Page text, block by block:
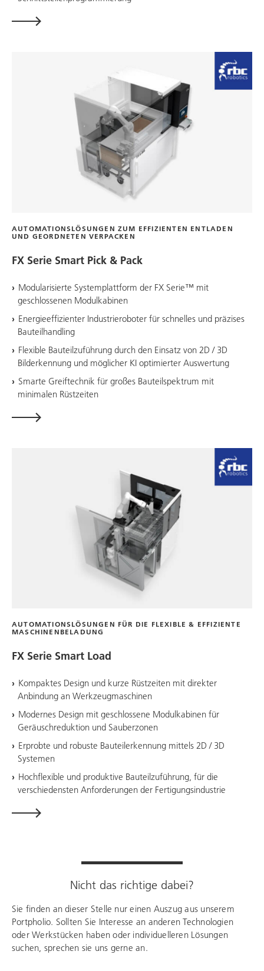
AUTOMATIONSLÖSUNGEN ZUM EFFIZIENTEN ENTLADEN
UND GEORDNETEN VERPACKEN
FX Serie Smart Pick & Pack
Modularisierte Systemplattform der FX Serie™ mit
geschlossenen Modulkabinen
Energieeffizienter Industrieroboter für schnelles und präzises
Bauteilhandling
Flexible Bauteilzuführung durch den Einsatz von 2D / 3D
Bilderkennung und möglicher KI optimierter Auswertung
Smarte Greiftechnik für großes Bauteilspektrum mit
minimalen Rüstzeiten
AUTOMATIONSLÖSUNGEN FÜR DIE FLEXIBLE & EFFIZIENTE
MASCHINENBELADUNG
FX Serie Smart Load
Kompaktes Design und kurze Rüstzeiten mit direkter
Anbindung an Werkzeugmaschinen
Modernes Design mit geschlossene Modulkabinen für
Geräuschreduktion und Sauberzonen
Erprobte und robuste Bauteilerkennung mittels 2D / 3D
Systemen
Hochflexible und produktive Bauteilzuführung, für die
verschiedensten Anforderungen der Fertigungsindustrie
Nicht das richtige dabei?
Sie finden an dieser Stelle nur einen Auszug aus unserem
Portpholio. Sollten Sie Interesse an anderen Technologien
oder Werkstücken haben oder individuelleren Lösungen
suchen, sprechen sie uns gerne an.